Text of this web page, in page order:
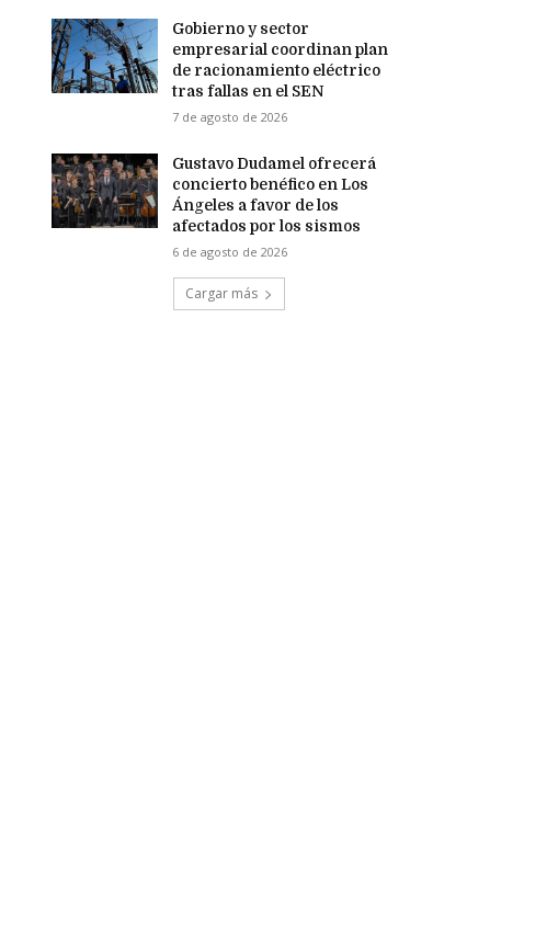
Gobierno y sector
empresarial coordinan plan
de racionamiento eléctrico
tras fallas en el SEN
7 de agosto de 2026
Gustavo Dudamel ofrecerá
concierto benéfico en Los
Ángeles a favor de los
afectados por los sismos
6 de agosto de 2026
Cargar más